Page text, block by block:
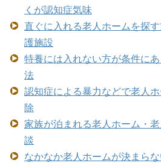
くが認知症気味
直ぐに入れる老人ホームを探
護施設
特養には入れない方が条件に
法
認知症による暴力などで老人
除
家族が泊まれる老人ホーム・
談
なかなか老人ホームが決まら